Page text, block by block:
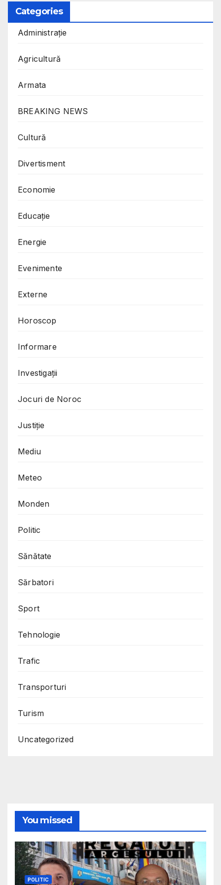
Categories
Administrație
Agricultură
Armata
BREAKING NEWS
Cultură
Divertisment
Economie
Educație
Energie
Evenimente
Externe
Horoscop
Informare
Investigații
Jocuri de Noroc
Justiție
Mediu
Meteo
Monden
Politic
Sănătate
Sărbatori
Sport
Tehnologie
Trafic
Transporturi
Turism
Uncategorized
You missed
POLITIC